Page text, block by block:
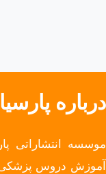
درباره
آموزش دروس پزشکی